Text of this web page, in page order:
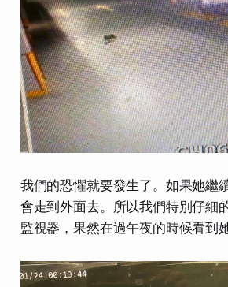
我們的恐懼就要發生了。如果她繼
會走到外面去。所以我們特別仔細
監視器，果然在過午夜的時候看到